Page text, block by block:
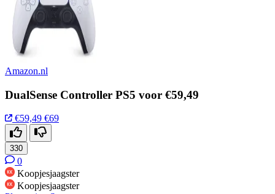
Amazon.nl
DualSense Controller PS5 voor €59,49
€59,49 €69
330
0
Koopjesjaagster
Koopjesjaagster